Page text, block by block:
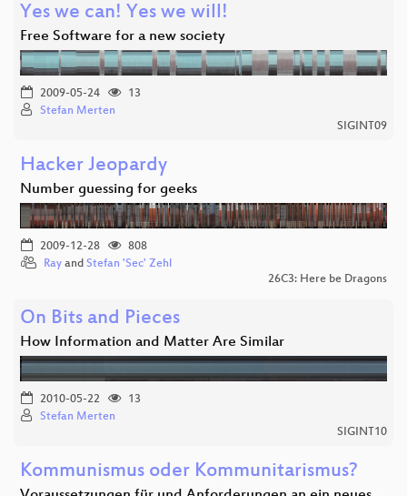
Yes we can! Yes we will!
Free Software for a new society
2009-05-24
13
Stefan Merten
SIGINT09
Hacker Jeopardy
Number guessing for geeks
2009-12-28
808
Ray and Stefan 'Sec' Zehl
26C3: Here be Dragons
On Bits and Pieces
How Information and Matter Are Similar
2010-05-22
13
Stefan Merten
SIGINT10
Kommunismus oder Kommunitarismus?